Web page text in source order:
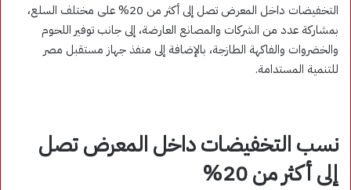
التخفيضات داخل المعرض تصل إلى أكثر من 20% على مختلف السلع،
بمشاركة عدد من الشركات والمصانع العارضة، إلى جانب توفير اللحوم
والخضروات والفاكهة الطازجة، بالإضافة إلى منفذ جهاز مستقبل مصر
للتنمية المستدامة.
نسب التخفيضات داخل المعرض تصل
إلى أكثر من 20%